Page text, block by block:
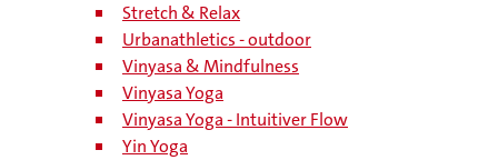
Stretch & Relax
Urbanathletics - outdoor
Vinyasa & Mindfulness
Vinyasa Yoga
Vinyasa Yoga - Intuitiver Flow
Yin Yoga